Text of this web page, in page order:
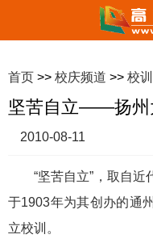
首页 >> 校庆频道 >> 校训
坚苦自立——扬州
2010-08-11
“坚苦自立”，取自
于1903年为其创办的通
立校训。